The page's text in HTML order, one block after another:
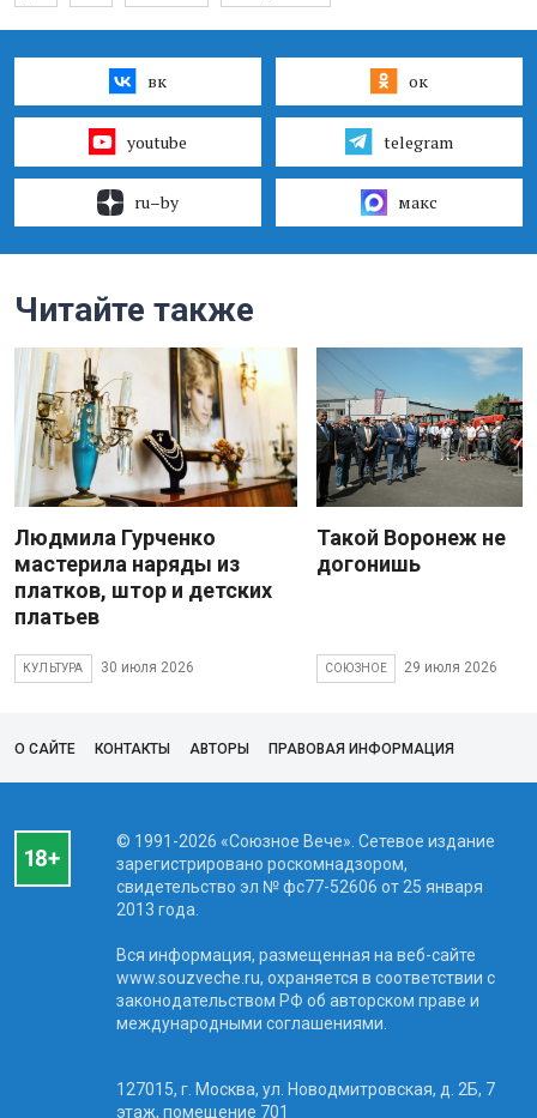
вк ок
youtube telegram
ru–by макс
Читайте также
Людмила Гурченко
мастерила наряды из
платков, штор и детских
платьев
КУЛЬТУРА 30 июля 2026
Такой Воронеж не
догонишь
СОЮЗНОЕ 29 июля 2026
О САЙТЕ КОНТАКТЫ АВТОРЫ ПРАВОВАЯ ИНФОРМАЦИЯ
© 1991-2026 «Союзное Вече». Сетевое издание
зарегистрировано роскомнадзором,
свидетельство эл № фc77-52606 от 25 января
2013 года.
Вся информация, размещенная на веб-сайте
www.souzveche.ru, охраняется в соответствии с
законодательством РФ об авторском праве и
международными соглашениями.
127015, г. Москва, ул. Новодмитровская, д. 2Б, 7
этаж, помещение 701